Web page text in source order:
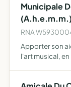
Municipale
(A.h.e.m.m.)
RNA
Apporter son
l'art musical,